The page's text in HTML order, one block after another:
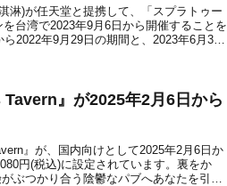
淋)が任天堂と提携して、「スプラトゥー
台湾で2023年9月6日から開催することを
2022年9月29日の期間と、2023年6月30
』が2025年2月6日から
』が、国内向けとして2025年2月6日か
円(税込)に設定されています。裏をか
ぶつかり合う陰鬱なパブへあなたを引き